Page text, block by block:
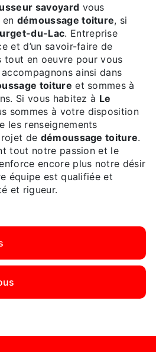
savoyard vous
en démoussage toiture, si
du-Lac. Entreprise
et d’un savoir-faire de
tout en oeuvre pour vous
ainsi dans
toiture et sommes à
Si vous habitez à Le
sommes à votre disposition
les renseignements
de démoussage toiture.
tout notre passion et le
encore plus notre désir
équipe est qualifiée et
et rigueur.